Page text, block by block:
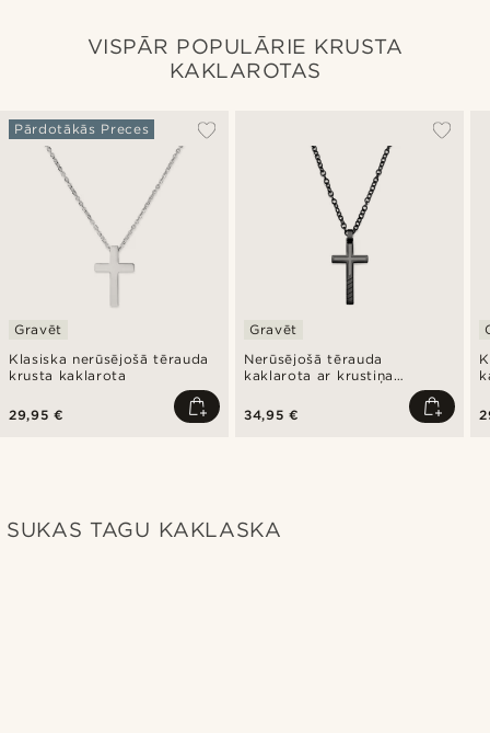
VISPĀR POPULĀRIE KRUSTA
KAKLAROTAS
Klasiska nerūsējošā tērauda
krusta kaklarota
Pārdotākās Preces
Gravēt
29,95 €
Nerūsējošā tērauda
kaklarota ar krustiņa
Gravēt
34,95 €
SUKAS TAGU KAKLASKA